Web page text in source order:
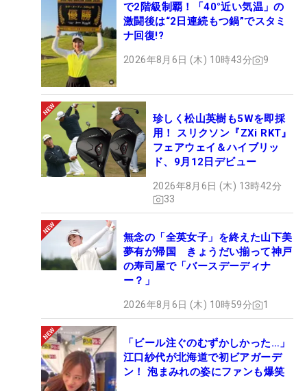
で2階級制覇！「40°近い気温」の
激闘後は“2日連続もつ鍋”でスタミ
ナ回復!?
2026年8月6日 (木) 10時43分 9
珍しく松山英樹も5Wを即採
用！ スリクソン『ZXi RKT』
フェアウェイ＆ハイブリッ
ド、9月12日デビュー
2026年8月6日 (木) 13時42分
33
無念の「全英女子」を終えた山下美
夢有が帰国 きょうだい揃って神戸
の寿司屋で「バースデーディナ
ー？」
2026年8月6日 (木) 10時59分 1
「ビール注ぐのむずかしかった…」
江口紗代が北海道で初ビアガーデ
ン！ 泡まみれの姿にファンも爆笑